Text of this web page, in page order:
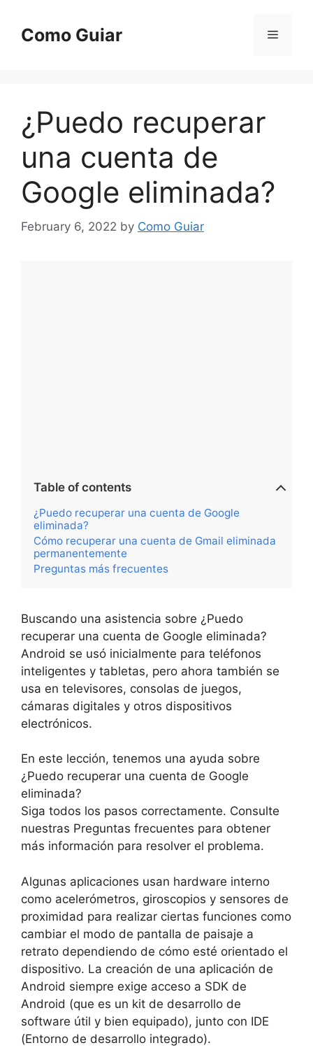
contentComo Guiar Menu
¿Puedo recuperar
una cuenta de
Google eliminada?
February 6, 2022 by Como Guiar
Table of contents
¿Puedo recuperar una cuenta de Google
eliminada?
Cómo recuperar una cuenta de Gmail eliminada
permanentemente
Preguntas más frecuentes
Buscando una asistencia sobre ¿Puedo
recuperar una cuenta de Google eliminada?
Android se usó inicialmente para teléfonos
inteligentes y tabletas, pero ahora también se
usa en televisores, consolas de juegos,
cámaras digitales y otros dispositivos
electrónicos.
En este lección, tenemos una ayuda sobre
¿Puedo recuperar una cuenta de Google
eliminada?
Siga todos los pasos correctamente. Consulte
nuestras Preguntas frecuentes para obtener
más información para resolver el problema.
Algunas aplicaciones usan hardware interno
como acelerómetros, giroscopios y sensores de
proximidad para realizar ciertas funciones como
cambiar el modo de pantalla de paisaje a
retrato dependiendo de cómo esté orientado el
dispositivo. La creación de una aplicación de
Android siempre exige acceso a SDK de
Android (que es un kit de desarrollo de
software útil y bien equipado), junto con IDE
(Entorno de desarrollo integrado).